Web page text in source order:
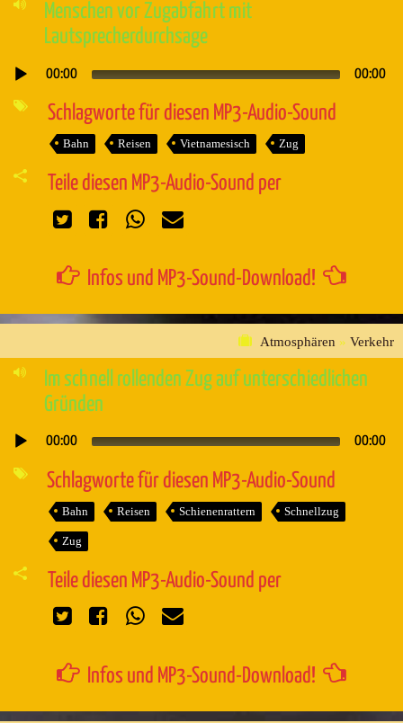
Menschen vor Zugabfahrt mit
Lautsprecherdurchsage
Audio-
00:00 00:00
Schlagworte für diesen MP3-Audio-Sound
Bahn Reisen Vietnamesisch Zug
Teile diesen MP3-Audio-Sound per
Infos und MP3-Sound-Download!
Atmosphären » Verkehr
Im schnell rollenden Zug auf unterschiedlichen
Gründen
Audio-
00:00 00:00
Schlagworte für diesen MP3-Audio-Sound
Bahn Reisen Schienenrattern Schnellzug
Zug
Teile diesen MP3-Audio-Sound per
Infos und MP3-Sound-Download!